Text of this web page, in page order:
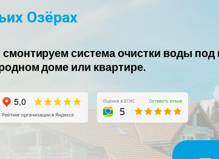
Озёрах
система очистки воды под
доме или квартире.